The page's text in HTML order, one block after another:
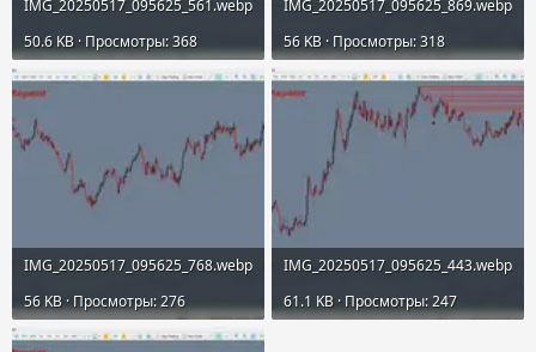
IMG_20250517_095625_561.webp
50.6 KB · Просмотры: 368
IMG_20250517_095625_869.webp
56 KB · Просмотры: 318
IMG_20250517_095625_768.webp
56 KB · Просмотры: 276
IMG_20250517_095625_443.webp
61.1 KB · Просмотры: 247